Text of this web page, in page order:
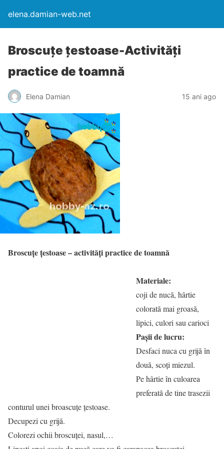
elena.damian-web.net
Broscuţe ţestoase-Activităţi
practice de toamnă
Elena Damian 15 ani ago
Broscuţe ţestoase – activităţi practice de toamnă
Materiale:
coji de nucă, hârtie
colorată mai groasă,
lipici, culori sau carioci
Paşii de lucru:
Desfaci nuca cu grijă în
două, scoţi miezul.
Pe hârtie în culoarea
preferată de tine trasezii
conturul unei broascuţe ţestoase.
Decupezi cu grijă.
Colorezi ochii broscuței, nasul,…